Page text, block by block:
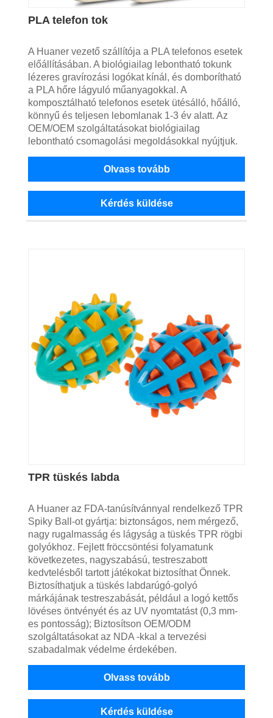
PLA telefon tok
A Huaner vezető szállítója a PLA telefonos esetek
előállításában. A biológiailag lebontható tokunk
lézeres gravírozási logókat kínál, és domborítható
a PLA hőre lágyuló műanyagokkal. A
komposztálható telefonos esetek ütésálló, hőálló,
könnyű és teljesen lebomlanak 1-3 év alatt. Az
OEM/OEM szolgáltatásokat biológiailag
lebontható csomagolási megoldásokkal nyújtjuk.
Olvass tovább
Kérdés küldése
TPR tüskés labda
A Huaner az FDA-tanúsítvánnyal rendelkező TPR
Spiky Ball-ot gyártja: biztonságos, nem mérgező,
nagy rugalmasság és lágyság a tüskés TPR rögbi
golyókhoz. Fejlett fröccsöntési folyamatunk
következetes, nagyszabású, testreszabott
kedvtelésből tartott játékokat biztosíthat Önnek.
Biztosíthatjuk a tüskés labdarúgó-golyó
márkájának testreszabását, például a logó kettős
lövéses öntvényét és az UV nyomtatást (0,3 mm-
es pontosság); Biztosítson OEM/ODM
szolgáltatásokat az NDA -kkal a tervezési
szabadalmak védelme érdekében.
Olvass tovább
Kérdés küldése